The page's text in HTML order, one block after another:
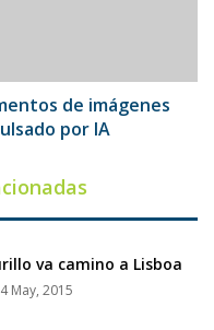
de imágenes
por IA
va camino a Lisboa
May, 2015